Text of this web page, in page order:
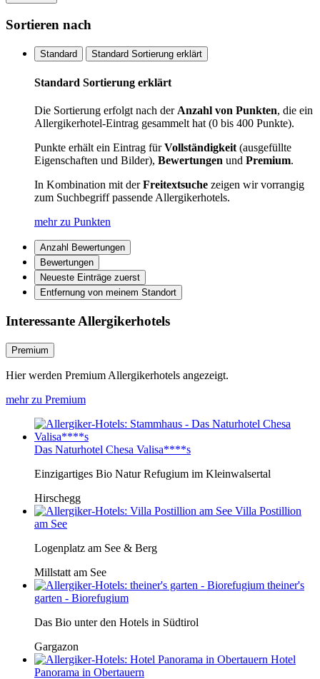
Sortieren nach
Standard Standard Sortierung erklärt
Standard Sortierung erklärt
Die Sortierung erfolgt nach der Anzahl von Punkten, die ein
Allergikerhotel-Eintrag gesammelt hat (0 bis 400 Punkte).
Punkte erhält ein Eintrag fürVollständigkeit (ausgefüllte
Eigenschaften und Bilder), Bewertungen und Premium.
In Kombination mit derFreitextsuche zeigen wir vorrangig
zum Suchbegriff passende Allergikerhotels.
mehr zu Punkten
Anzahl Bewertungen
Bewertungen
Neueste Einträge zuerst
Entfernung von meinem Standort
Interessante Allergikerhotels
Premium
Hier werden Premium Allergikerhotels angezeigt.
mehr zu Premium
Das Naturhotel Chesa Valisa****s
Einzigartiges Bio Natur Refugium im Kleinwalsertal
Hirschegg
Villa Postillion
am See
Logenplatz am See & Berg
Millstatt am See
theiner's
garten - Biorefugium
Das Bio unter den Hotels in Südtirol
Gargazon
Hotel
Panorama in Obertauern